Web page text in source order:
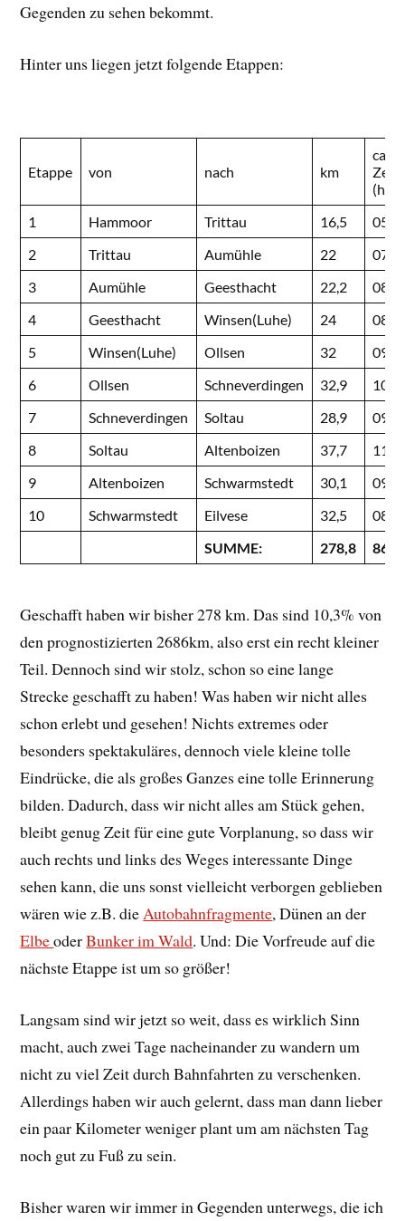
Gegenden zu sehen bekommt.
Hinter uns liegen jetzt folgende Etappen:
Etappe von nach km
ca.
Zeit
(h)
1
Hammoor Trittau 16,5
2
Trittau Aumühle 22
3
Aumühle Geesthacht 22,2
4
Geesthacht Winsen(Luhe) 24
5
Winsen(Luhe) Ollsen 32
6
Ollsen Schneverdingen 32,9
7
Schneverdingen Soltau 28,9
8
Soltau Altenboizen 37,7
9
Altenboizen Schwarmstedt 30,1
10
Schwarmstedt Eilvese 32,5
SUMME:
278,8
Geschafft haben wir bisher 278 km. Das sind 10,3% von
den prognostizierten 2686km, also erst ein recht kleiner
Teil. Dennoch sind wir stolz, schon so eine lange
Strecke geschafft zu haben! Was haben wir nicht alles
schon erlebt und gesehen! Nichts extremes oder
besonders spektakuläres, dennoch viele kleine tolle
Eindrücke, die als großes Ganzes eine tolle Erinnerung
bilden. Dadurch, dass wir nicht alles am Stück gehen,
bleibt genug Zeit für eine gute Vorplanung, so dass wir
auch rechts und links des Weges interessante Dinge
sehen kann, die uns sonst vielleicht verborgen geblieben
wären wie z.B. dieAutobahnfragmente, Dünen an der
ElbeoderBunker im Wald. Und: Die Vorfreude auf die
nächste Etappe ist um so größer!
Langsam sind wir jetzt so weit, dass es wirklich Sinn
macht, auch zwei Tage nacheinander zu wandern um
nicht zu viel Zeit durch Bahnfahrten zu verschenken.
Allerdings haben wir auch gelernt, dass man dann lieber
ein paar Kilometer weniger plant um am nächsten Tag
noch gut zu Fuß zu sein.
Bisher waren wir immer in Gegenden unterwegs, die ich